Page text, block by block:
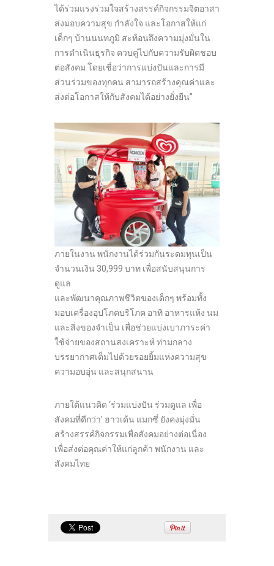
ได้ร่วมแรงร่วมใจสร้างสรรค์กิจกรรมจิตอาสา
ส่งมอบความสุข กำลังใจ และโอกาสให้แก่
เด็กๆ บ้านนนทภูมิ สะท้อนถึงความมุ่งมั่นใน
การดำเนินธุรกิจ ควบคู่ไปกับความรับผิดชอบ
ต่อสังคม โดยเชื่อว่าการแบ่งปันและการมี
ส่วนร่วมของทุกคน สามารถสร้างคุณค่าและ
ส่งต่อโอกาสให้กับสังคมได้อย่างยั่งยืน”
ภายในงาน พนักงานได้ร่วมกันระดมทุนเป็น
จำนวนเงิน 30,999 บาท เพื่อสนับสนุนการ
ดูแล
และพัฒนาคุณภาพชีวิตของเด็กๆ พร้อมทั้ง
มอบเครื่องอุปโภคบริโภค อาทิ อาหารแห้ง นม
และสิ่งของจำเป็น เพื่อช่วยแบ่งเบาภาระค่า
ใช้จ่ายของสถานสงเคราะห์ ท่ามกลาง
บรรยากาศเต็มไปด้วยรอยยิ้มแห่งความสุข
ความอบอุ่น และสนุกสนาน
ภายใต้แนวคิด ‘ร่วมแบ่งปัน ร่วมดูแล เพื่อ
สังคมที่ดีกว่า’ ฮาวเด้น แมกซี่ ยังคงมุ่งมั่น
สร้างสรรค์กิจกรรมเพื่อสังคมอย่างต่อเนื่อง
เพื่อส่งต่อคุณค่าให้แก่ลูกค้า พนักงาน และ
สังคมไทย